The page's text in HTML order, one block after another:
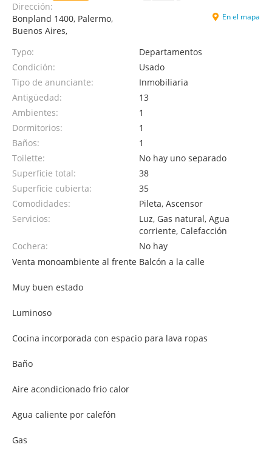
Dirección:
Bonpland 1400, Palermo,
Buenos Aires,
En el mapa
Typo:
Departamentos
Condición:
Usado
Tipo de anunciante:
Inmobiliaria
Antigüedad:
13
Ambientes:
1
Dormitorios:
1
Baños:
1
Toilette:
No hay uno separado
Superficie total:
38
Superficie cubierta:
35
Comodidades:
Pileta, Ascensor
Servicios:
Luz, Gas natural, Agua
corriente, Calefacción
Cochera:
No hay
Venta monoambiente al frente Balcón a la calle
Muy buen estado
Luminoso
Cocina incorporada con espacio para lava ropas
Baño
Aire acondicionado frio calor
Agua caliente por calefón
Gas